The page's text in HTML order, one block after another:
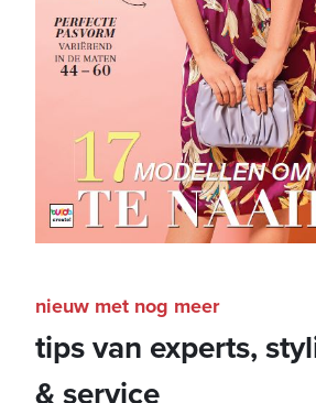
tips van experts,
& service
nieuw met nog meer